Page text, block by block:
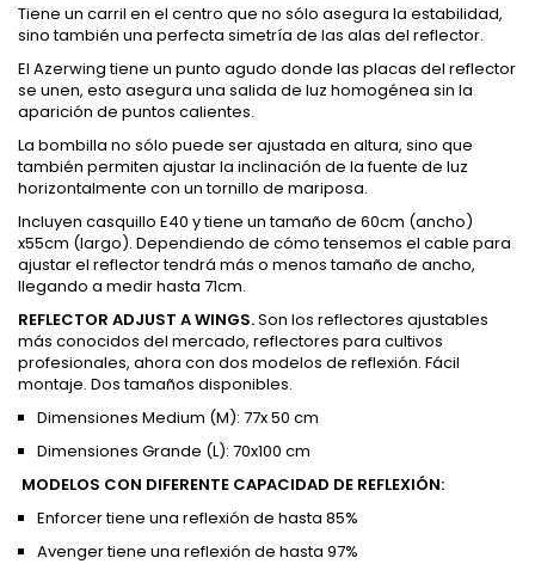
Tiene un carril en el centro que no sólo asegura la estabilidad,
sino también una perfecta simetría de las alas del reflector.
El Azerwing tiene un punto agudo donde las placas del reflector
se unen, esto asegura una salida de luz homogénea sin la
aparición de puntos calientes.
La bombilla no sólo puede ser ajustada en altura, sino que
también permiten ajustar la inclinación de la fuente de luz
horizontalmente con un tornillo de mariposa.
Incluyen casquillo E40 y tiene un tamaño de 60cm (ancho)
x55cm (largo). Dependiendo de cómo tensemos el cable para
ajustar el reflector tendrá más o menos tamaño de ancho,
llegando a medir hasta 71cm.
REFLECTOR ADJUST A WINGS.Son los reflectores ajustables
más conocidos del mercado, reflectores para cultivos
profesionales, ahora con dos modelos de reflexión. Fácil
montaje. Dos tamaños disponibles.
Dimensiones Medium (M): 77x 50 cm
Dimensiones Grande (L): 70x100 cm
MODELOS CON DIFERENTE CAPACIDAD DE REFLEXIÓN:
Enforcer tiene una reflexión de hasta 85%
Avenger tiene una reflexión de hasta 97%